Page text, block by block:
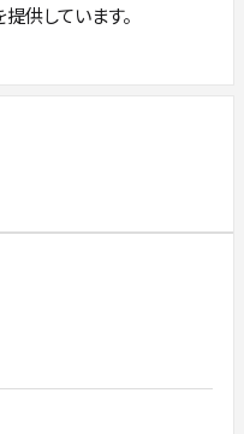
供しています。